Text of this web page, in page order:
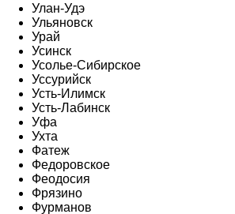
Улан-Удэ
Ульяновск
Урай
Усинск
Усолье-Сибирское
Уссурийск
Усть-Илимск
Усть-Лабинск
Уфа
Ухта
Фатеж
Федоровское
Феодосия
Фрязино
Фурманов